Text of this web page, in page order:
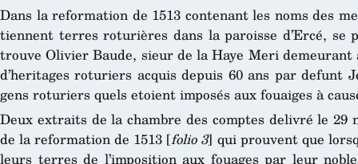
Dans la reformation de 1513 contenant les noms des
tiennent terres roturières dans la paroisse d’Ercé, se
trouve Olivier Baude, sieur de la Haye Meri
d’heritages roturiers acquis depuis 60 ans par defunt
gens roturiers quels etoient imposés aux fouaiges à
Deux extraits de la chambre des comptes delivré le 29
de la reformation de 1513 [folio 3] qui prouvent que
leurs terres de l’imposition aux fouages par leur